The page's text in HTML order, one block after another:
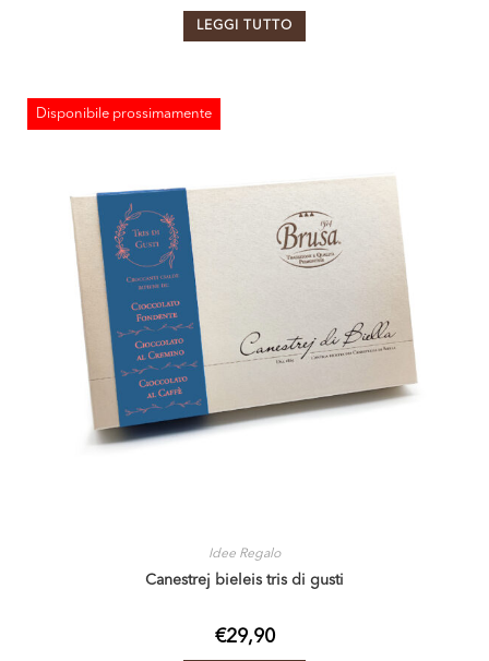
LEGGI TUTTO
Disponibile prossimamente
ESAURITO
Idee Regalo
Canestrej bieleis tris di gusti
€29,90